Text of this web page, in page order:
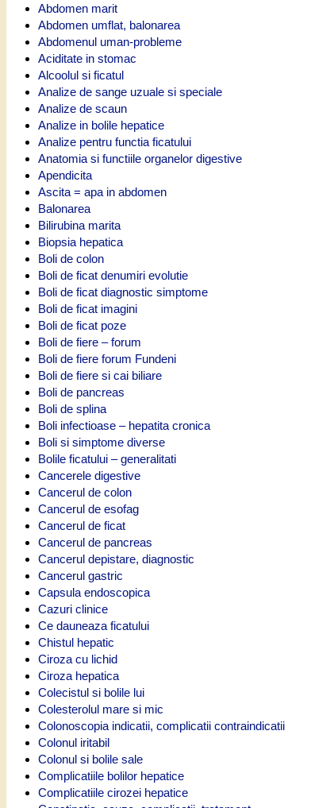
Abdomen marit
Abdomen umflat, balonarea
Abdomenul uman-probleme
Aciditate in stomac
Alcoolul si ficatul
Analize de sange uzuale si speciale
Analize de scaun
Analize in bolile hepatice
Analize pentru functia ficatului
Anatomia si functiile organelor digestive
Apendicita
Ascita = apa in abdomen
Balonarea
Bilirubina marita
Biopsia hepatica
Boli de colon
Boli de ficat denumiri evolutie
Boli de ficat diagnostic simptome
Boli de ficat imagini
Boli de ficat poze
Boli de fiere – forum
Boli de fiere forum Fundeni
Boli de fiere si cai biliare
Boli de pancreas
Boli de splina
Boli infectioase – hepatita cronica
Boli si simptome diverse
Bolile ficatului – generalitati
Cancerele digestive
Cancerul de colon
Cancerul de esofag
Cancerul de ficat
Cancerul de pancreas
Cancerul depistare, diagnostic
Cancerul gastric
Capsula endoscopica
Cazuri clinice
Ce dauneaza ficatului
Chistul hepatic
Ciroza cu lichid
Ciroza hepatica
Colecistul si bolile lui
Colesterolul mare si mic
Colonoscopia indicatii, complicatii contraindicatii
Colonul iritabil
Colonul si bolile sale
Complicatiile bolilor hepatice
Complicatiile cirozei hepatice